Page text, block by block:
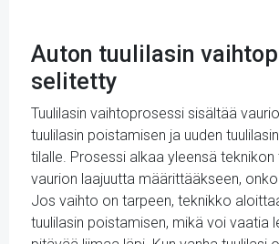
Auton tuulilasin
selitetty
Tuulilasin vaihtoprosessi sisältää
tuulilasin poistamisen ja uuden
tilalle. Prosessi alkaa yleensä
vaurion laajuutta määrittääkseen,
Jos vaihto on tarpeen, teknikko
tuulilasin poistamisen, mikä voi vaatia